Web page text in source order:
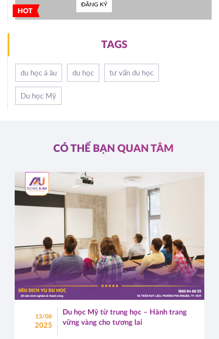
HOT
ĐĂNG KÝ
TAGS
du học á âu du học tư vấn du học
Du học Mỹ
CÓ THỂ BẠN QUAN TÂM
13/08
2025
Du học Mỹ từ trung học – Hành trang
vững vàng cho tương lai